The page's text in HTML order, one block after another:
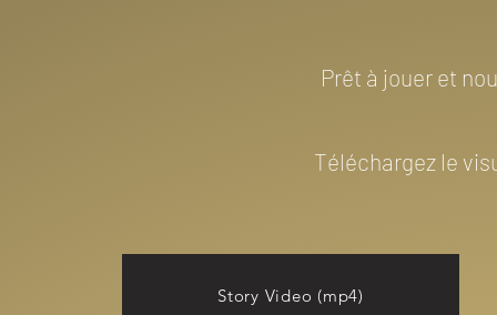
Prêt à jouer et
Téléchargez le
Story Video (mp4)